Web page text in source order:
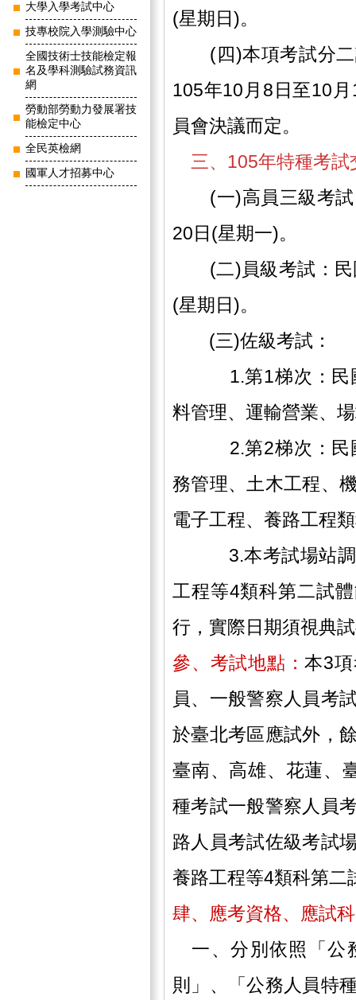
大學入學考試中心
技專校院入學測驗中心
全國技術士技能檢定報
名及學科測驗試務資訊
網
勞動部勞動力發展署技
能檢定中心
全民英檢網
國軍人才招募中心
(星期日)。
(四)本項考試分二
105年10月8日至10
員會決議而定。
三、105年特種考
(一)高員三級考試
20日(星期一)。
(二)員級考試：民
(星期日)。
(三)佐級考試：
1.第1梯次：民國
料管理、運輸營業、
2.第2梯次：民國
務管理、土木工程、
電子工程、養路工程
3.本考試場站調車
工程等4類科第二試
行，實際日期須視典
參、考試地點：本3
員、一般警察人員考
於臺北考區應試外，
臺南、高雄、花蓮、
種考試一般警察人員
路人員考試佐級考試
養路工程等4類科第二
肆、應考資格、應試
一、分別依照「公
則」、「公務人員特